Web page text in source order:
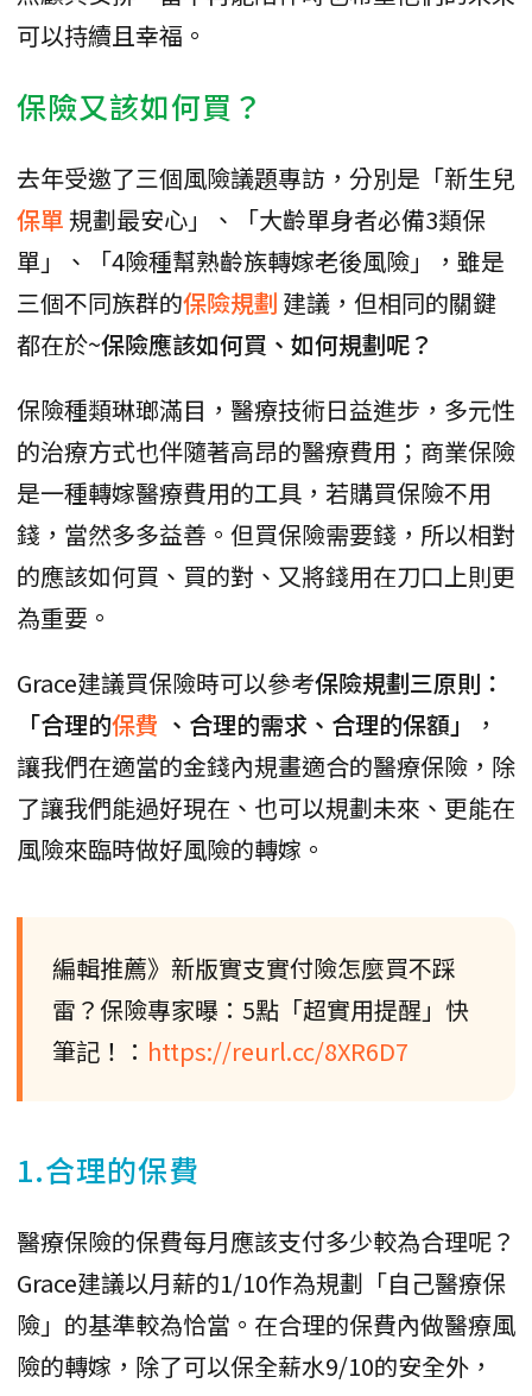
可以持續且幸福。
保險又該如何買？
去年受邀了三個風險議題專訪，分別是「新生兒
保單規劃最安心」、「大齡單身者必備3類保
單」、「4險種幫熟齡族轉嫁老後風險」，雖是
三個不同族群的保險規劃 建議，但相同的關鍵
都在於~保險應該如何買、如何規劃呢？
保險種類琳瑯滿目，醫療技術日益進步，多元性
的治療方式也伴隨著高昂的醫療費用；商業保險
是一種轉嫁醫療費用的工具，若購買保險不用
錢，當然多多益善。但買保險需要錢，所以相對
的應該如何買、買的對、又將錢用在刀口上則更
為重要。
Grace建議買保險時可以參考保險規劃三原則：
「合理的保費 、合理的需求、合理的保額」
，
讓我們在適當的金錢內規畫適合的醫療保險，除
了讓我們能過好現在、也可以規劃未來、更能在
風險來臨時做好風險的轉嫁。
編輯推薦》新版實支實付險怎麼買不踩
雷？保險專家曝：5點「超實用提醒」快
筆記！： https://reurl.cc/8XR6D7
1.合理的保費
醫療保險的保費每月應該支付多少較為合理呢？
Grace建議以月薪的1/10作為規劃「自己醫療保
險」的基準較為恰當。在合理的保費內做醫療風
險的轉嫁，除了可以保全薪水9/10的安全外，